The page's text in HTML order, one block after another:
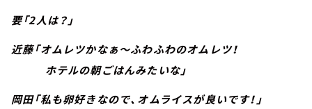
要「2人は？」
近藤「オムレツかなぁ～ふわふわのオムレツ！
ホテルの朝ごはんみたいな」
岡田「私も卵好きなので、オムライスが良いです！」